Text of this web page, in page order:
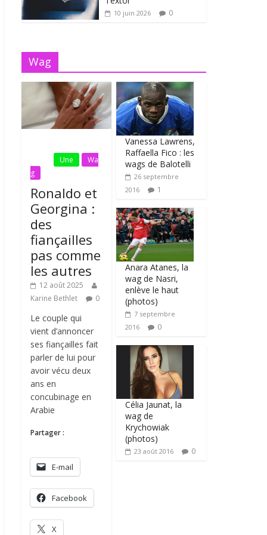
10 juin 2026 0
Wag
Une
Wa
g
Ronaldo et
Georgina :
des
fiançailles
pas comme
les autres
12 août 2025
Karine Bethlet
0
Le couple qui
vient d’annoncer
ses fiançailles fait
parler de lui pour
avoir vécu deux
ans en
concubinage en
Arabie
Partager :
E-mail
Facebook
X
Vanessa Lawrens,
Raffaella Fico : les
wags de Balotelli
26 septembre
2016
1
Anara Atanes, la
wag de Nasri,
enlève le haut
(photos)
7 septembre
2016
0
Célia Jaunat, la
wag de
Krychowiak
(photos)
23 août 2016 0